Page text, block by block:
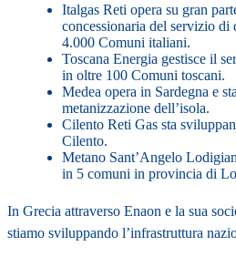
Italgas Reti opera su gran
concessionaria del servizio
4.000 Comuni italiani.
Toscana Energia gestisce il
in oltre 100 Comuni toscani.
Medea opera in Sardegna e
metanizzazione dell’isola.
Cilento Reti Gas sta
Cilento.
Metano Sant’Angelo
in 5 comuni in provincia di
In Grecia attraverso Enaon e la sua
stiamo sviluppando l’infrastruttura